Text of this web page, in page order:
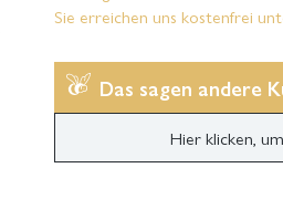
Sie erreichen uns kostenfrei
Das sagen andere
Hier klicken,